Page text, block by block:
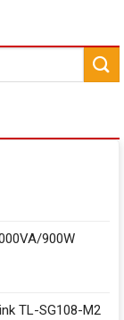
900W
TL-SG108-M2